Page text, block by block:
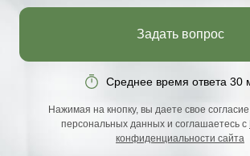
Задать вопрос
Среднее время ответа 30
Нажимая на кнопку, вы даете свое
персональных данных и соглашаетесь с
конфиденциальности сайта